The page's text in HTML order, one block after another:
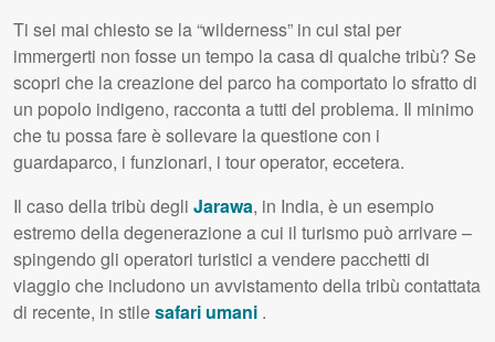
Ti sei mai chiesto se la “wilderness” in cui stai per
immergerti non fosse un tempo la casa di qualche tribù? Se
scopri che la creazione del parco ha comportato lo sfratto di
un popolo indigeno, racconta a tutti del problema. Il minimo
che tu possa fare è sollevare la questione con i
guardaparco, i funzionari, i tour operator, eccetera.
Il caso della tribù degli Jarawa, in India, è un esempio
estremo della degenerazione a cui il turismo può arrivare –
spingendo gli operatori turistici a vendere pacchetti di
viaggio che includono un avvistamento della tribù contattata
di recente, in stilesafari umani .